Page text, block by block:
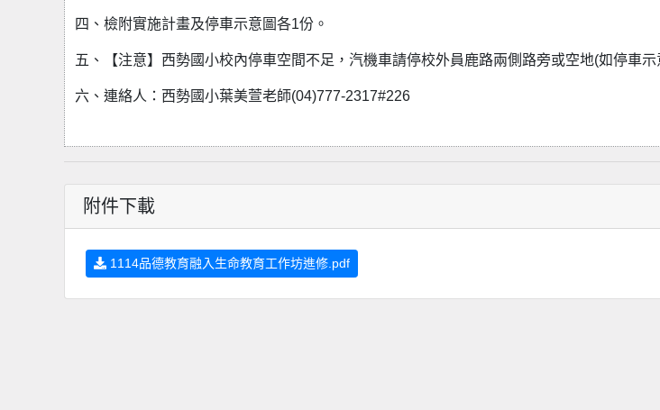
四、檢附實施計畫及停車示意圖各1份。
五、【注意】西勢國小校內停車空間不足，汽機車請停校外員鹿路兩側路旁或空地(如停車示
六、連絡人：西勢國小葉美萱老師(04)777-2317#226
附件下載
1114品德教育融入生命教育工作坊進修.pdf